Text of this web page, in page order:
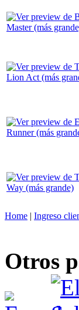
Home | Ingreso
Otros